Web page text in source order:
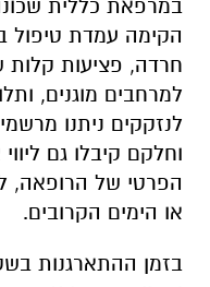
לנזקקים ניתנו
וחלקם קיבלו גם
הפרטי של הרופאה,
או הימים הקרובים.
בזמן ההתארגנות
והצוותים ירדו עם
המשיכו מיד לאחר
הכוללת את כל